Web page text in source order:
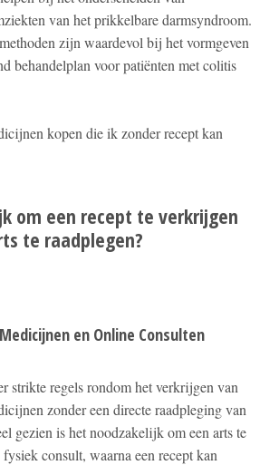
van het prikkelbare darmsyndroom.
zijn waardevol bij het vormgeven
behandelplan voor patiënten met colitis
om een recept te verkrijgen
te raadplegen?
en Online Consulten
strikte regels rondom het verkrijgen van
zonder een directe raadpleging van
gezien is het noodzakelijk om een arts te
consult, waarna een recept kan